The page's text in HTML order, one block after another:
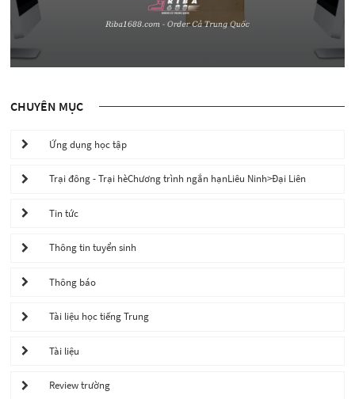
CHUYÊN MỤC
Ứng dụng học tập
Trại đông - Trại hèChương trình ngắn hạnLiêu Ninh>Đại Liên
Tin tức
Thông tin tuyển sinh
Thông báo
Tài liệu học tiếng Trung
Tài liệu
Review trường